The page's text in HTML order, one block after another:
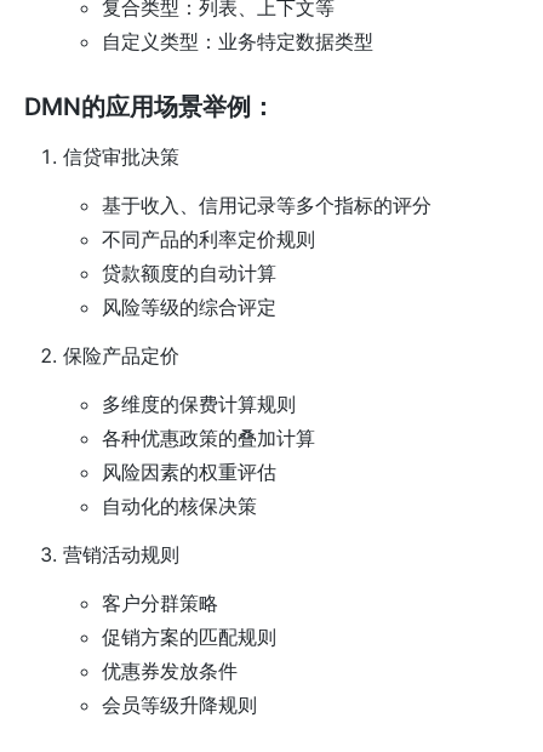
复合类型：列表、上下文等
自定义类型：业务特定数据类型
DMN的应用场景举例：
信贷审批决策
基于收入、信用记录等多个指标的评分
不同产品的利率定价规则
贷款额度的自动计算
风险等级的综合评定
保险产品定价
多维度的保费计算规则
各种优惠政策的叠加计算
风险因素的权重评估
自动化的核保决策
营销活动规则
客户分群策略
促销方案的匹配规则
优惠券发放条件
会员等级升降规则